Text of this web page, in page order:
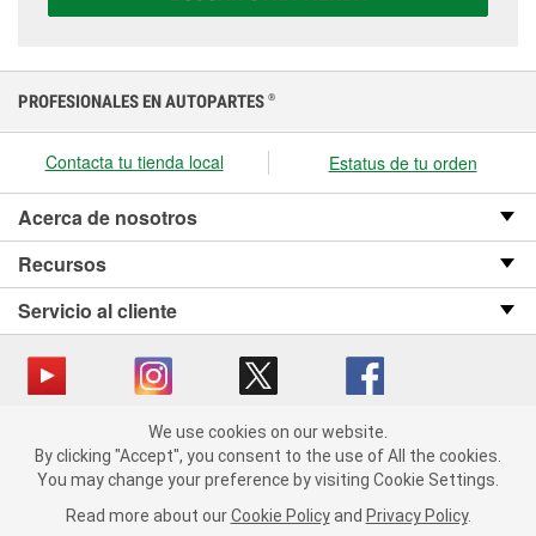
We use cookies on our website. By clicking "Accept", you consent
to the use of All the cookies.
You may change your preference by visiting Cookie Settings.
Read more about our Cookie Policy and Privacy Policy.
PROFESIONALES EN AUTOPARTES ®
Contacta tu tienda local Estatus de tu orden
Acerca de nosotros
Recursos
Servicio al cliente
Copyright © 2008-2026 O’Reilly Auto Parts v OST_3.2.0.0.729 (3) cv1361
catalog_main
Política de privacidad
Ley de transparencia en las cadenas de suministro
de California
We use cookies on our website.
By clicking "Accept", you consent to the use of All the cookies.
You may change your preference by visiting Cookie Settings.
Read more about our Cookie Policy and Privacy Policy.